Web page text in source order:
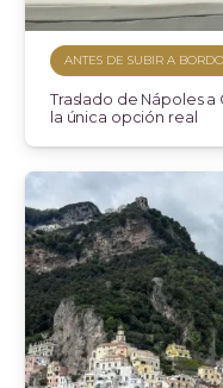
ANTES DE SUBIR A BORDO
Traslado de Nápoles
la única opción real